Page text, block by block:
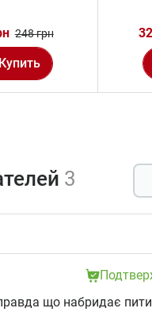
248 грн
Купить
3
що набридає